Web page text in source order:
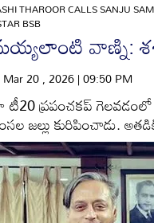
THAROOR CALLS SANJU
BSB
వాణ్ని:
20 , 2026 | 09:50 PM
ప్రపంచకప్‌
జల్లు కురిపించాడు.